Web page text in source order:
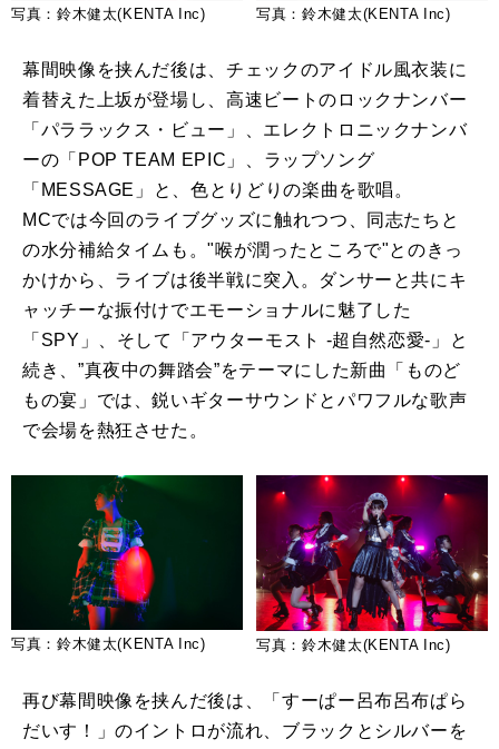
写真：鈴木健太(KENTA Inc) 写真：鈴木健太(KENTA Inc)
幕間映像を挟んだ後は、チェックのアイドル風衣装に
着替えた上坂が登場し、高速ビートのロックナンバー
「パララックス・ビュー」、エレクトロニックナンバ
ーの「POP TEAM EPIC」、ラップソング
「MESSAGE」と、色とりどりの楽曲を歌唱。
MCでは今回のライブグッズに触れつつ、同志たちと
の水分補給タイムも。"喉が潤ったところで"とのきっ
かけから、ライブは後半戦に突入。ダンサーと共にキ
ャッチーな振付けでエモーショナルに魅了した
「SPY」、そして「アウターモスト -超自然恋愛-」と
続き、”真夜中の舞踏会”をテーマにした新曲「ものど
もの宴」では、鋭いギターサウンドとパワフルな歌声
で会場を熱狂させた。
写真：鈴木健太(KENTA Inc) 写真：鈴木健太(KENTA Inc)
再び幕間映像を挟んだ後は、「すーぱー呂布呂布ぱら
だいす！」のイントロが流れ、ブラックとシルバーを